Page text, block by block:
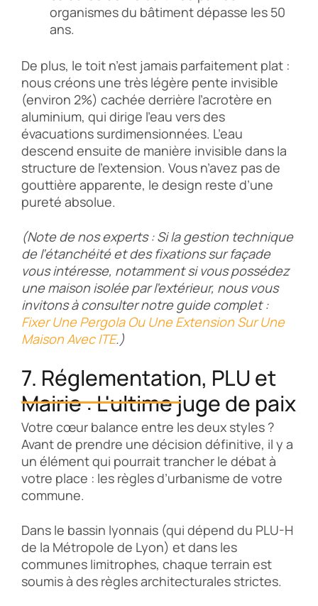
organismes du bâtiment dépasse les 50
ans.
De plus, le toit n’est jamais parfaitement plat :
nous créons une très légère pente invisible
(environ 2%) cachée derrière l’acrotère en
aluminium, qui dirige l’eau vers des
évacuations surdimensionnées. L’eau
descend ensuite de manière invisible dans la
structure de l’extension. Vous n’avez pas de
gouttière apparente, le design reste d’une
pureté absolue.
(Note de nos experts : Si la gestion technique
de l’étanchéité et des fixations sur façade
vous intéresse, notamment si vous possédez
une maison isolée par l’extérieur, nous vous
invitons à consulter notre guide complet :
Fixer Une Pergola Ou Une Extension Sur Une
Maison Avec ITE.)
7. Réglementation, PLU et
Mairie : L'ultime juge de paix
Votre cœur balance entre les deux styles ?
Avant de prendre une décision définitive, il y a
un élément qui pourrait trancher le débat à
votre place : les règles d’urbanisme de votre
commune.
Dans le bassin lyonnais (qui dépend du PLU-H
de la Métropole de Lyon) et dans les
communes limitrophes, chaque terrain est
soumis à des règles architecturales strictes.